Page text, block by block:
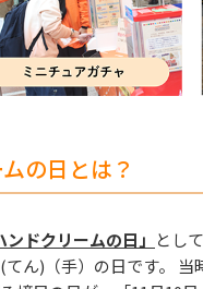
の日とは？
ドクリームの日」 とし
ん)（手）の日です。